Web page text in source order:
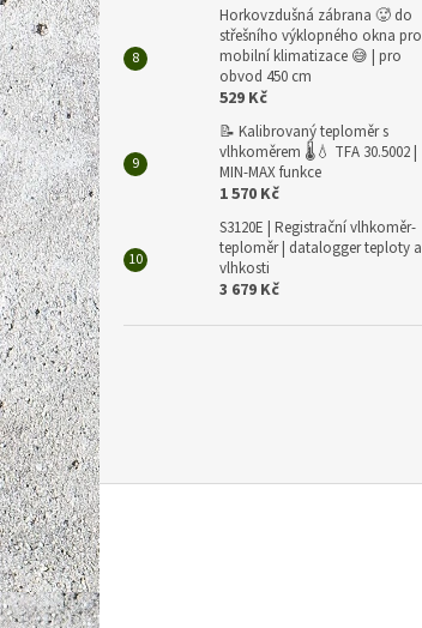
Horkovzdušná zábrana 🥵 do
střešního výklopného okna pro
mobilní klimatizace 😅 | pro
obvod 450 cm
529 Kč
📝 Kalibrovaný teploměr s
vlhkoměrem 🌡️💧 TFA 30.5002 |
MIN-MAX funkce
1 570 Kč
S3120E | Registrační vlhkoměr-
teploměr | datalogger teploty a
vlhkosti
3 679 Kč
Z
á
p
a
t